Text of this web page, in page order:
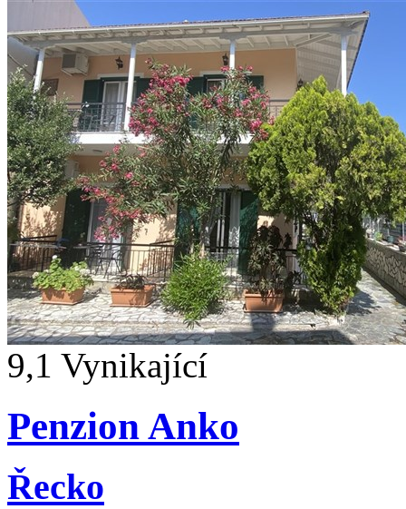
9,1 Vynikající
Penzion Anko
Řecko